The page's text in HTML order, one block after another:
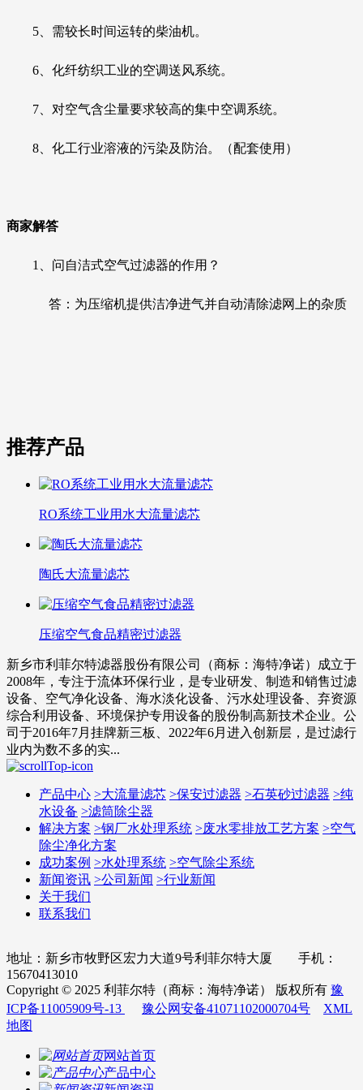
5、需较长时间运转的柴油机。
6、化纤纺织工业的空调送风系统。
7、对空气含尘量要求较高的集中空调系统。
8、化工行业溶液的污染及防治。（配套使用）
商家解答
1、 问自洁式空气过滤器的作用？
答 ：为压缩机提供洁净进气并自动清除滤网上的杂质
推荐产品
RO系统工业用水大流量滤芯
陶氏大流量滤芯
压缩空气食品精密过滤器
新乡市利菲尔特滤器股份有限公司（商标：海特净诺）成立于
2008年，专注于流体环保行业，是专业研发、制造和销售过滤
设备、空气净化设备、海水淡化设备、污水处理设备、弃资源
综合利用设备、环境保护专用设备的股份制高新技术企业。公
司于2016年7月挂牌新三板、2022年6月进入创新层，是过滤行
业内为数不多的实...
产品中心 >大流量滤芯 >保安过滤器 >石英砂过滤器 >纯
水设备 >滤筒除尘器
解决方案 >钢厂水处理系统 >废水零排放工艺方案 >空气
除尘净化方案
成功案例 >水处理系统 >空气除尘系统
新闻资讯 >公司新闻 >行业新闻
关于我们
联系我们
地址：新乡市牧野区宏力大道9号利菲尔特大厦 手机：
15670413010
Copyright © 2025 利菲尔特（商标：海特净诺） 版权所有 豫
ICP备11005909号-13
豫公网安备41071102000704号
XML
地图
网站首页
产品中心